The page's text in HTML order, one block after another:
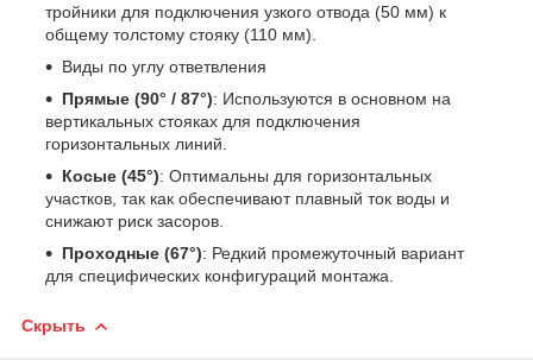
тройники для подключения узкого отвода (50 мм) к
общему толстому стояку (110 мм).
Виды по углу ответвления
Прямые (90° / 87°): Используются в основном на
вертикальных стояках для подключения
горизонтальных линий.
Косые (45°): Оптимальны для горизонтальных
участков, так как обеспечивают плавный ток воды и
снижают риск засоров.
Проходные (67°): Редкий промежуточный вариант
для специфических конфигураций монтажа.
Скрыть